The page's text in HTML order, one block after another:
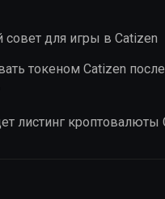
для игры в Catizen
токеном Catizen после
листинг кроптовалюты